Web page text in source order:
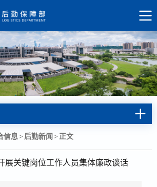
信息 > 后勤新闻 > 正文
展关键岗位工作人员集体廉政谈话